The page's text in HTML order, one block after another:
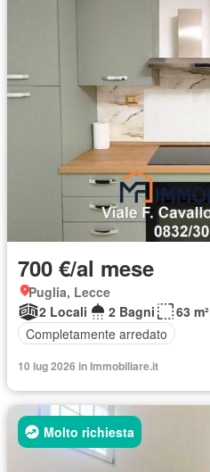
700 €/al mese
Puglia, Lecce
2 Locali
2 Bagni
63 m²
Completamente arredato
10 lug 2026 in Immobiliare.it
Molto richiesta